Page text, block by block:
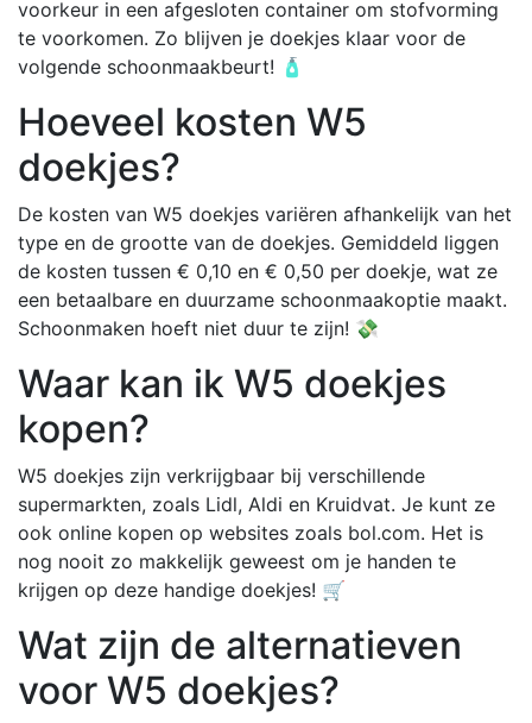
voorkeur in een afgesloten container om stofvorming
te voorkomen. Zo blijven je doekjes klaar voor de
volgende schoonmaakbeurt! 🧴
Hoeveel kosten W5
doekjes?
De kosten van W5 doekjes variëren afhankelijk van het
type en de grootte van de doekjes. Gemiddeld liggen
de kosten tussen € 0,10 en € 0,50 per doekje, wat ze
een betaalbare en duurzame schoonmaakoptie maakt.
Schoonmaken hoeft niet duur te zijn! 💸
Waar kan ik W5 doekjes
kopen?
W5 doekjes zijn verkrijgbaar bij verschillende
supermarkten, zoals Lidl, Aldi en Kruidvat. Je kunt ze
ook online kopen op websites zoals bol.com. Het is
nog nooit zo makkelijk geweest om je handen te
krijgen op deze handige doekjes! 🛒
Wat zijn de alternatieven
voor W5 doekjes?